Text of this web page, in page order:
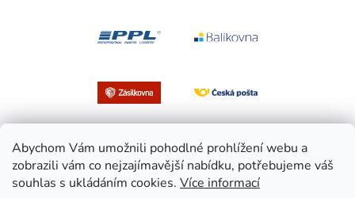
Abychom Vám umožnili pohodlné prohlížení webu a
zobrazili vám co nejzajímavější nabídku, potřebujeme váš
souhlas s ukládáním cookies. Více informací